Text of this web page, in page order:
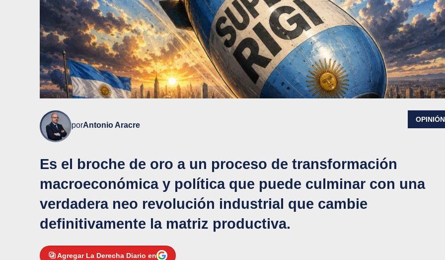
porAntonio Aracre
OPINIÓN
Es el broche de oro a un proceso de transformación
macroeconómica y política que puede culminar con una
verdadera neo revolución industrial que cambie
definitivamente la matriz productiva.
Agregar La Derecha Diario en